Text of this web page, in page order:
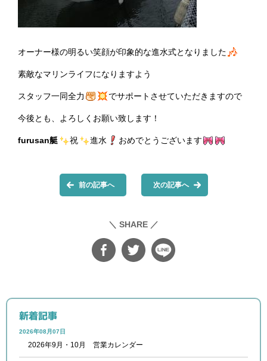
オーナー様の明るい笑顔が印象的な進水式となりました
素敵なマリンライフになりますよう
スタッフ一同全力 でサポートさせていただきますので
今後とも、よろしくお願い致します！
furusan艇 祝 進水 おめでとうございます
前の記事へ 次の記事へ
＼ SHARE ／
新着記事
2026年08月07日
2026年9月・10月 営業カレンダー